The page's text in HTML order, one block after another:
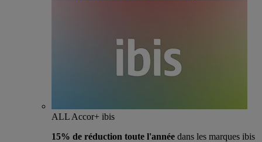
ALL Accor+ ibis
15% de réduction toute l'année dans les marques ibis